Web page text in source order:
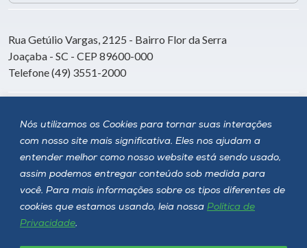
Nós utilizamos os Cookies para tornar suas interações
com nosso site mais significativa. Eles nos ajudam a
entender melhor como nosso website está sendo usado,
assim podemos entregar conteúdo sob medida para
você. Para mais informações sobre os tipos diferentes de
cookies que estamos usando, leia nossa Política de
Privacidade.
Rua Getúlio Vargas, 2125 - Bairro Flor da Serra
Joaçaba - SC - CEP 89600-000
Telefone (49) 3551-2000
Siga a Unoesc